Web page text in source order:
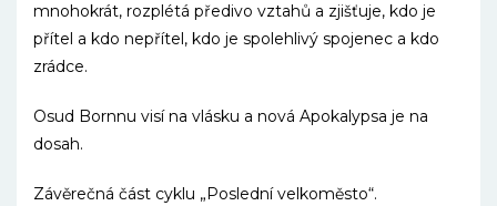
mnohokrát, rozplétá předivo vztahů a zjišťuje, kdo je
přítel a kdo nepřítel, kdo je spolehlivý spojenec a kdo
zrádce.
Osud Bornnu visí na vlásku a nová Apokalypsa je na
dosah.
Závěrečná část cyklu „Poslední velkoměsto“.